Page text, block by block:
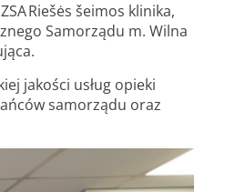
Riešės šeimos klinika,
Samorządu m. Wilna
jakości usług opieki
samorządu oraz